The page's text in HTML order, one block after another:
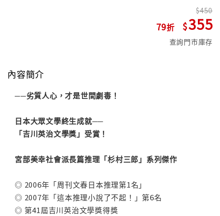
79
450
355
查詢門市庫存
內容簡介
──劣質人心，才是世間劇毒！
日本大眾文學終生成就──
「吉川英治文學獎」受賞！
宮部美幸社會派長篇推理「杉村三郎」系列傑作
◎ 2006年「周刊文春日本推理第1名」
◎ 2007年「這本推理小說了不起！」第6名
◎ 第41屆吉川英治文學獎得獎